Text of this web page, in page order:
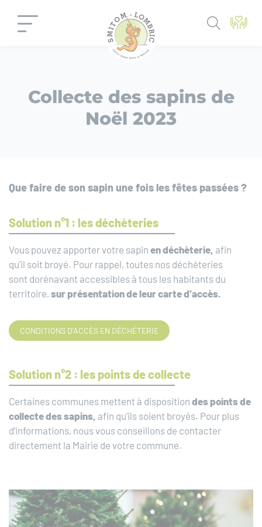
Collecte des sapins de
Noël 2023
Que faire de son sapin une fois les fêtes passées ?
Solution n°1 : les déchèteries
Vous pouvez apporter votre sapin endéchèterie, afin
qu’il soit broyé. Pour rappel, toutes nos déchèteries
sont dorénavant accessibles à tous les habitants du
territoire, sur présentation de leur carte d’accès.
CONDITIONS D'ACCÈS EN DÉCHÈTERIE
Solution n°2 : les points de collecte
Certaines communes mettent à disposition des points de
collecte des sapins, afin qu’ils soient broyés. Pour plus
d’informations, nous vous conseillons de contacter
directement la Mairie de votre commune.